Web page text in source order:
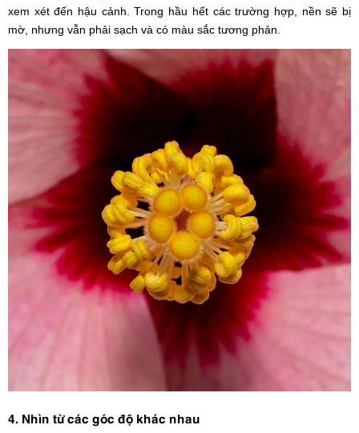
xem xét đến hậu cảnh. Trong hầu hết các trường hợp, nền sẽ bị
mờ, nhưng vẫn phải sạch và có màu sắc tương phản.
4. Nhìn từ các góc độ khác nhau